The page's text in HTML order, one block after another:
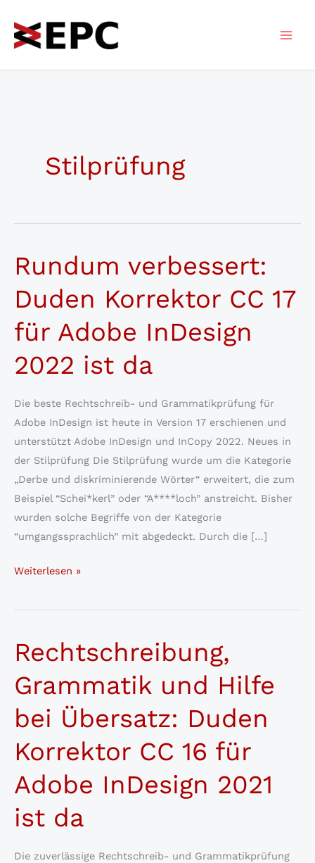
Inhalt
springen
Stilprüfung
Rundum verbessert:
Duden Korrektor CC 17
für Adobe InDesign
2022 ist da
Die beste Rechtschreib- und Grammatikprüfung für
Adobe InDesign ist heute in Version 17 erschienen und
unterstützt Adobe InDesign und InCopy 2022. Neues in
der Stilprüfung Die Stilprüfung wurde um die Kategorie
„Derbe und diskriminierende Wörter“ erweitert, die zum
Beispiel “Schei*kerl” oder “A****loch” anstreicht. Bisher
wurden solche Begriffe von der Kategorie
“umgangssprachlich” mit abgedeckt. Durch die […]
Rundum
Duden
CC
17
für
InDesign
2022
ist
da
Weiterlesen »
Rechtschreibung,
Grammatik und Hilfe
bei Übersatz: Duden
Korrektor CC 16 für
Adobe InDesign 2021
ist da
Die zuverlässige Rechtschreib- und Grammatikprüfung